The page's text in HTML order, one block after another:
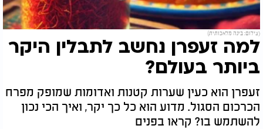
(צילום: בינה מלאכותית)
למה זעפרן נחשב לתבלין היקר
ביותר בעולם?
זעפרן הוא כעין שערות קטנות ואדומות שמופק מפרח
הכרכום הסגול. מדוע הוא כל כך יקר, ואיך הכי נכון
להשתמש בו? קראו בפנים